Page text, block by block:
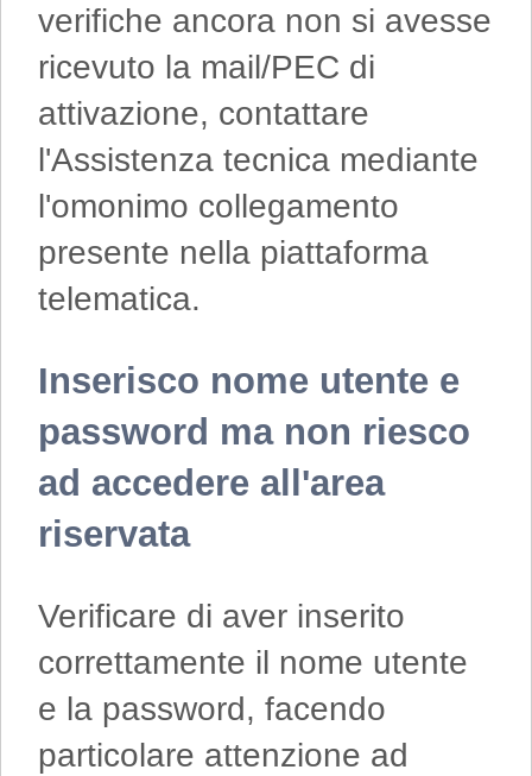
verifiche ancora non si avesse
ricevuto la mail/PEC di
attivazione, contattare
l'Assistenza tecnica mediante
l'omonimo collegamento
presente nella piattaforma
telematica.
Inserisco nome utente e
password ma non riesco
ad accedere all'area
riservata
Verificare di aver inserito
correttamente il nome utente
e la password, facendo
particolare attenzione ad